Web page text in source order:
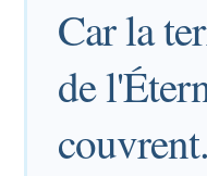
Car la
de
couvrent.